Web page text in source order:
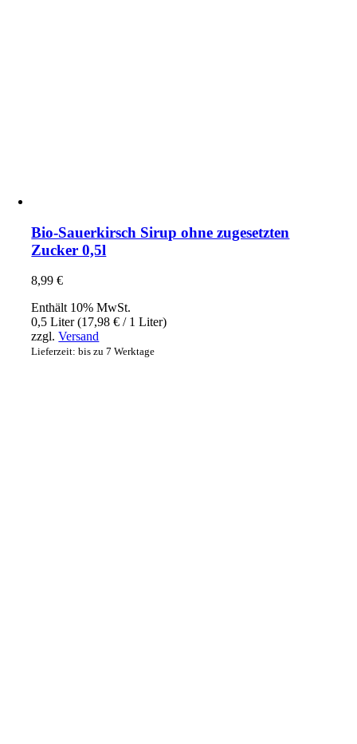
Bio-Sauerkirsch Sirup ohne zugesetzten
Zucker 0,5l
8,99€
Enthält 10% MwSt.
0,5 Liter (17,98€ / 1 Liter)
zzgl.Versand
Lieferzeit: bis zu 7 Werktage